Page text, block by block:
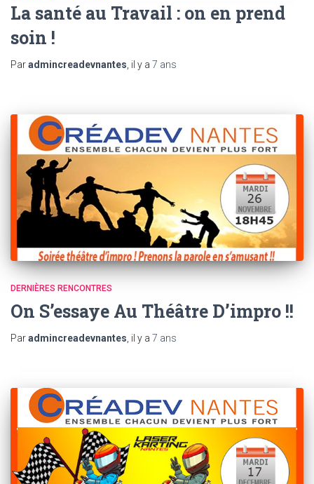
La santé au Travail : on en prend
soin !
Paradmincreadevnantes , il y a 7 ans
DERNIÈRES RENCONTRES
On S’essaye Au Théâtre D’impro !!
Paradmincreadevnantes , il y a 7 ans